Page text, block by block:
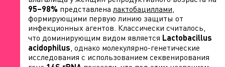
95–98% представлена лактобациллами,
формирующими первую линию защиты от
инфекционных агентов. Классически считалось,
что доминирующим видом является Lactobacillus
acidophilus, однако молекулярно-генетические
исследования с использованием секвенирования